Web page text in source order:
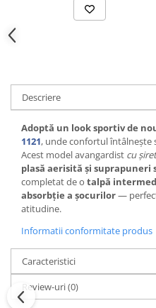
Descriere
Adoptă un look sportiv de
1121, unde confortul întâlnește
Acest model avangardist cu
plasă aerisită și
completat de o talpă
absorbție a șocurilor—
atitudine.
Informatii conformitate produs
Caracteristici
Review-uri(0)